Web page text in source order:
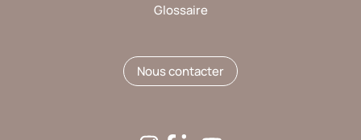
Glossaire
Nous contacter